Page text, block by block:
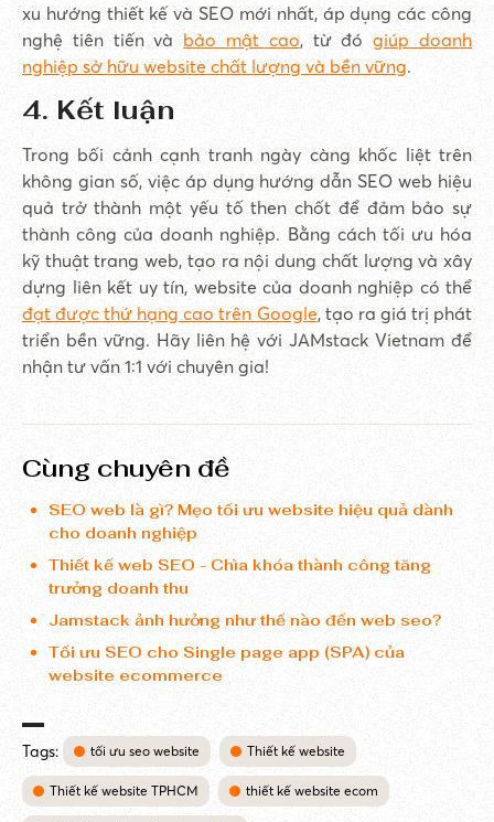
xu hướng thiết kế và SEO mới nhất, áp dụng các công
nghệ tiên tiến và bảo mật cao, từ đógiúp doanh
nghiệp sở hữu website chất lượng và bền vững.
4. Kết luận
Trong bối cảnh cạnh tranh ngày càng khốc liệt trên
không gian số, việc áp dụng hướng dẫn SEO web hiệu
quả trở thành một yếu tố then chốt để đảm bảo sự
thành công của doanh nghiệp. Bằng cách tối ưu hóa
kỹ thuật trang web, tạo ra nội dung chất lượng và xây
dựng liên kết uy tín, website của doanh nghiệp có thể
đạt được thứ hạng cao trên Google, tạo ra giá trị phát
triển bền vững. Hãy liên hệ với JAMstack Vietnam để
nhận tư vấn 1:1 với chuyên gia!
Cùng chuyên đề
SEO web là gì? Mẹo tối ưu website hiệu quả dành
cho doanh nghiệp
Thiết kế web SEO - Chìa khóa thành công tăng
trưởng doanh thu
Jamstack ảnh hưởng như thế nào đến web seo?
Tối ưu SEO cho Single page app (SPA) của
website ecommerce
Tags: tối ưu seo website Thiết kế website
Thiết kế website TPHCM thiết kế website ecom